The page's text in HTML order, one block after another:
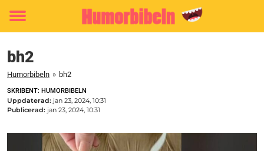
Toggle
bh2
Humorbibeln » bh2
SKRIBENT: HUMORBIBELN
Uppdaterad: jan 23, 2024, 10:31
Publicerad: jan 23, 2024, 10:31